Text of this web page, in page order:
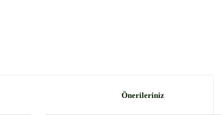
Önerileriniz